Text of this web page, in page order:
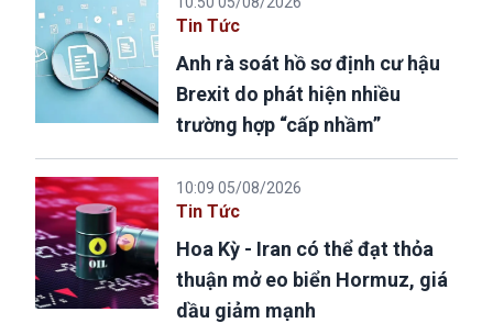
Tin Tức
Anh rà soát hồ sơ định cư hậu
Brexit do phát hiện nhiều
trường hợp “cấp nhầm”
10:09 05/08/2026
Tin Tức
Hoa Kỳ - Iran có thể đạt thỏa
thuận mở eo biển Hormuz, giá
dầu giảm mạnh